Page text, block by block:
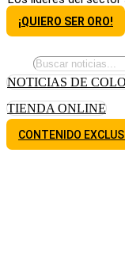
¡QUIERO SER ORO!
NOTICIAS DE
TIENDA ONLINE
CONTENIDO